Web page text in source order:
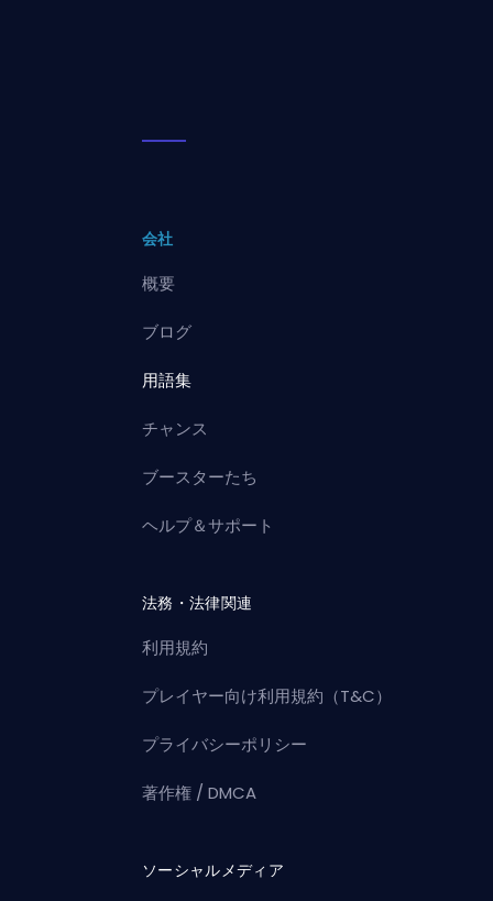
会社
概要
ブログ
用語集
チャンス
ブースターたち
ヘルプ＆サポート
法務・法律関連
利用規約
プレイヤー向け利用規約（T&C）
プライバシーポリシー
著作権 / DMCA
ソーシャルメディア